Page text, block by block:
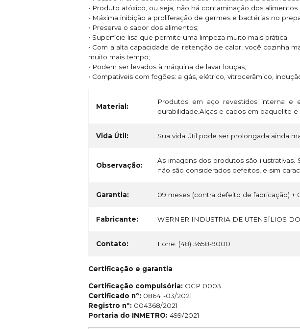
• Produto atóxico, ou seja, não há contaminação dos
• Máxima inibição a proliferação de germes e bactérias no
• Preserva o sabor dos alimentos;
• Superfície lisa que permite uma limpeza muito mais prática;
• Com a alta capacidade de retenção de calor, você cozinha
muito mais tempo;
• Podem ser levados à máquina de lavar louças;
• Compatíveis com fogões: a gás, elétrico, vitrocerâmico,
Material:
Produtos em aço revestidos interna e
durabilidade.Alças e cabos em baquelite
Vida Útil: Sua vida útil pode ser prolongada ainda
Observação:
As imagens dos produtos são
não são considerados defeitos, e sim
Garantia: 09 meses (contra defeito de fabricação) +
Fabricante: WERNER INDUSTRIA DE UTENSÍLIOS
Contato: Fone: (48) 3658-9000
Certificação e garantia
Certificação compulsória: OCP 0003
Certificado nº: 08641-03/2021
Registro nº: 004368/2021
Portaria do INMETRO: 499/2021